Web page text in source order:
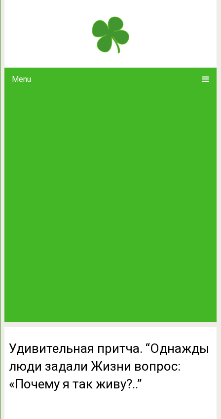
Menu
Удивительная притча.
Удивительная притча. “Однажды
люди задали Жизни вопрос:
«Почему я так живу?..”